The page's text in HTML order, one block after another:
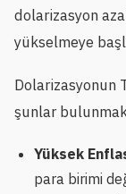
dolarizasyon
yükselmeye
Dolarizasyonun
şunlar
Yüksek
para birimi